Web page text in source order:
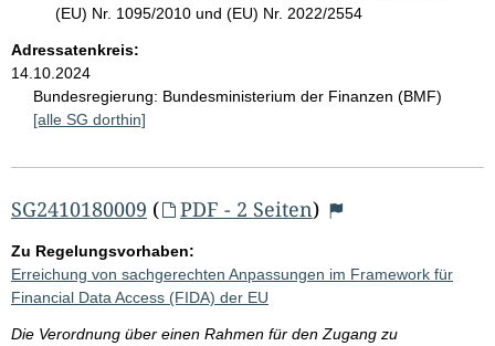
(EU) Nr. 1095/2010 und (EU) Nr. 2022/2554
Adressatenkreis:
14.10.2024
Bundesregierung: Bundesministerium der Finanzen (BMF)
[alle SG dorthin]
SG2410180009 ( PDF - 2 Seiten)
Zu Regelungsvorhaben:
Erreichung von sachgerechten Anpassungen im Framework für
Financial Data Access (FIDA) der EU
Die Verordnung über einen Rahmen für den Zugang zu